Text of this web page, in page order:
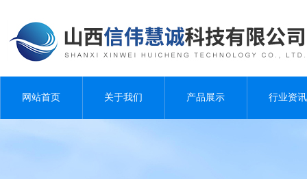
网站首页 关于我们 产品展示 行业资讯